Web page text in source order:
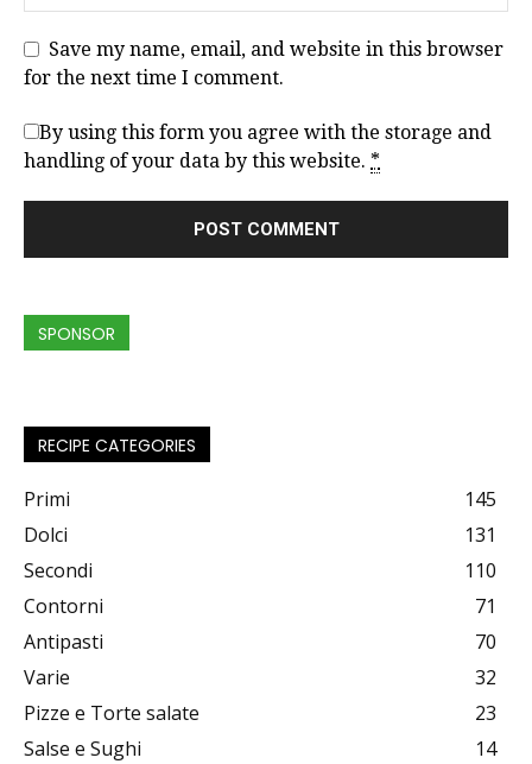
Save my name, email, and website in this browser
for the next time I comment.
By using this form you agree with the storage and
handling of your data by this website. *
SPONSOR
RECIPE CATEGORIES
Primi
145
Dolci
131
Secondi
110
Contorni
71
Antipasti
70
Varie
32
Pizze e Torte salate
23
Salse e Sughi
14